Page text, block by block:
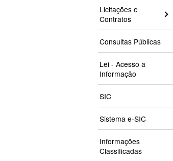
Licitações e
Contratos
Consultas Públicas
Lei - Acesso a
Informação
SIC
Sistema e-SIC
Informações
Classificadas